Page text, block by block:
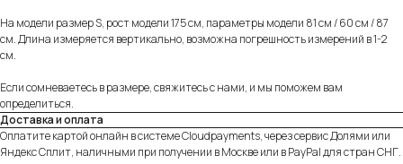
На модели размер S, рост модели 175 см, параметры модели 81 см / 60 см / 87
см. Длина измеряется вертикально, возможна погрешность измерений в 1-2
см.
Если сомневаетесь в размере, свяжитесь с нами, и мы поможем вам
определиться.
Доставка и оплата
Оплатите картой онлайн в системе Cloudpayments, через сервис Долями или
Яндекс Сплит, наличными при получении в Москве или в PayPal для стран СНГ.